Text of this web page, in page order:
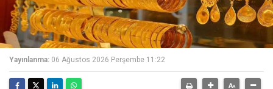
Yayınlanma: 06 Ağustos 2026 Perşembe 11:22